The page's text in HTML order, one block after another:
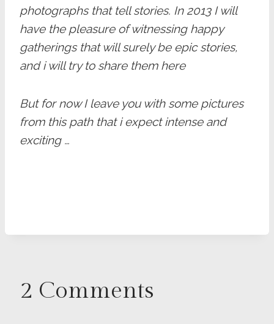
photographs that tell stories. In 2013 I will
have the pleasure of witnessing happy
gatherings that will surely be epic stories,
and i will try to share them here
But for now I leave you with some pictures
from this path that i expect intense and
exciting …
2 Comments